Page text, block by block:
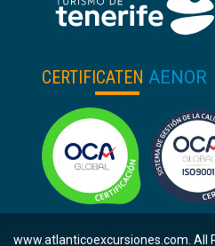
CERTIFICATEN AENOR
www.atlanticoexcursiones.com. All